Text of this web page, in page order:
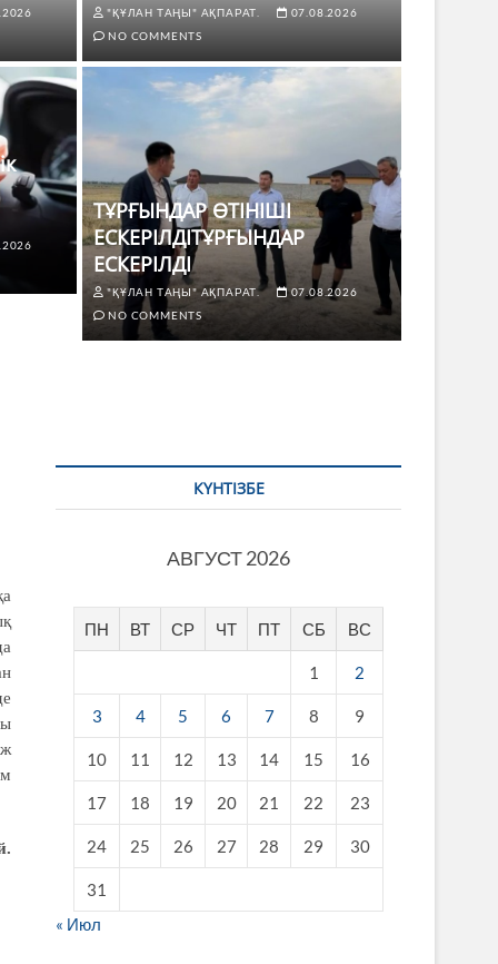
жүргізушілері үшін не
NO COMMENTS
"ҚҰЛАН ТАҢЫ" АҚПАРАТ.
07.08.2026
NO COMMENTS
ТҰРҒЫНДАР ӨТІНІШІ
ЕСКЕРІЛДІТҰРҒЫНДАР
ЕСКЕРІЛДІ
"ҚҰЛАН ТАҢЫ" АҚПАРАТ.
07.08.2026
NO COMMENTS
КҮНТІЗБЕ
АВГУСТ 2026
ПН ВТ СР ЧТ ПТ СБ ВС
1 2
3 4 5 6 7 8 9
10 11 12 13 14 15 16
17 18 19 20 21 22 23
24 25 26 27 28 29 30
31
« Июл